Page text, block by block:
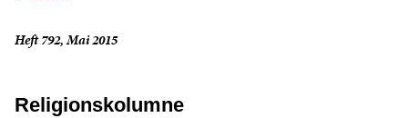
Heft 792, Mai 2015
Religionskolumne